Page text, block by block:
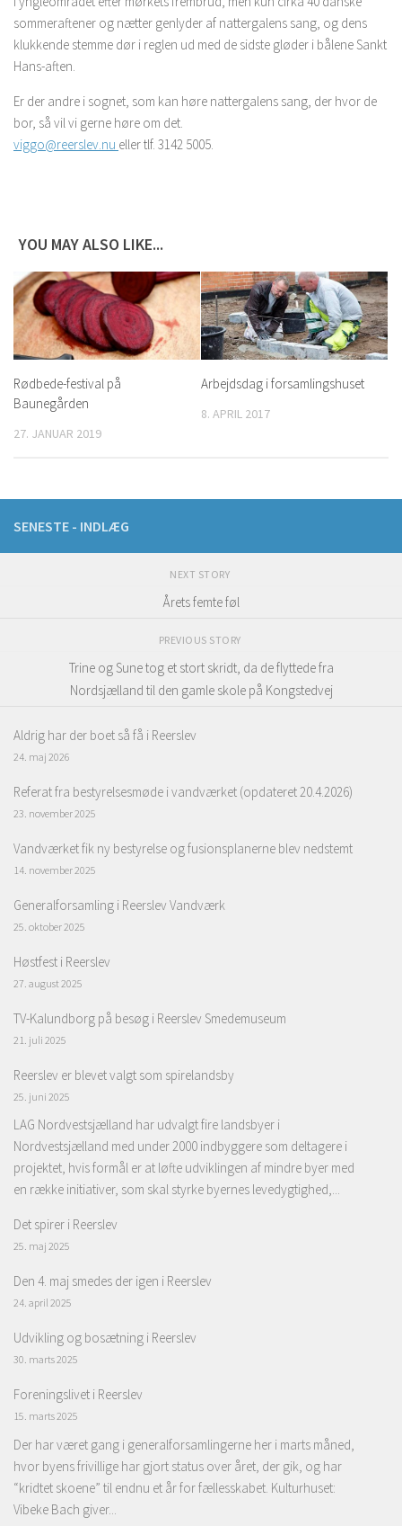
sommeraftener og nætter genlyder af nattergalens sang, og dens
klukkende stemme dør i reglen ud med de sidste gløder i bålene Sankt
Hans-aften.
Er der andre i sognet, som kan høre nattergalens sang, der hvor de
bor, så vil vi gerne høre om det.
viggo@reerslev.nu eller tlf. 3142 5005.
YOU MAY ALSO LIKE...
Rødbede-festival på
Baunegården
27. JANUAR 2019
Arbejdsdag i forsamlingshuset
8. APRIL 2017
SENESTE - INDLÆG
NEXT STORY
Årets femte føl
PREVIOUS STORY
Trine og Sune tog et stort skridt, da de flyttede fra
Nordsjælland til den gamle skole på Kongstedvej
Aldrig har der boet så få i Reerslev
24. maj 2026
Referat fra bestyrelsesmøde i vandværket (opdateret 20.4.2026)
23. november 2025
Vandværket fik ny bestyrelse og fusionsplanerne blev nedstemt
14. november 2025
Generalforsamling i Reerslev Vandværk
25. oktober 2025
Høstfest i Reerslev
27. august 2025
TV-Kalundborg på besøg i Reerslev Smedemuseum
21. juli 2025
Reerslev er blevet valgt som spirelandsby
25. juni 2025
LAG Nordvestsjælland har udvalgt fire landsbyer i
Nordvestsjælland med under 2000 indbyggere som deltagere i
projektet, hvis formål er at løfte udviklingen af mindre byer med
en række initiativer, som skal styrke byernes levedygtighed,...
Det spirer i Reerslev
25. maj 2025
Den 4. maj smedes der igen i Reerslev
24. april 2025
Udvikling og bosætning i Reerslev
30. marts 2025
Foreningslivet i Reerslev
15. marts 2025
Der har været gang i generalforsamlingerne her i marts måned,
hvor byens frivillige har gjort status over året, der gik, og har
“kridtet skoene” til endnu et år for fællesskabet. Kulturhuset:
Vibeke Bach giver...